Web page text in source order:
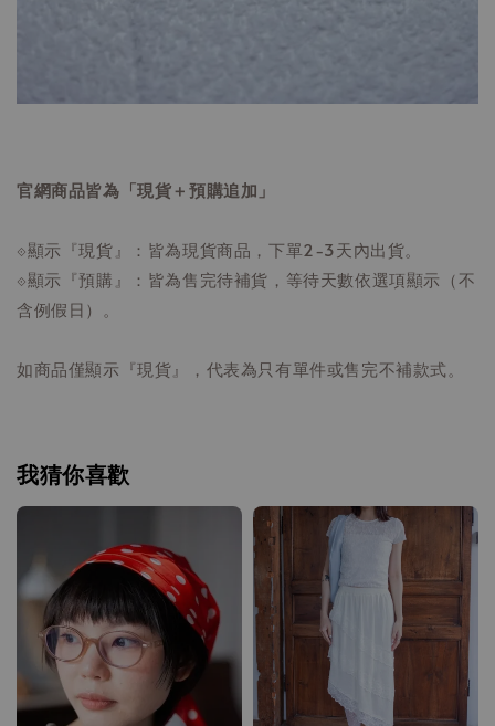
官網商品皆為「現貨＋預購追加」
⟐顯示『現貨』：皆為現貨商品，下單2-3天內出貨。
⟐顯示『預購』：皆為售完待補貨，等待天數依選項顯示（不
含例假日）。
如商品僅顯示『現貨』，代表為只有單件或售完不補款式。
我猜你喜歡